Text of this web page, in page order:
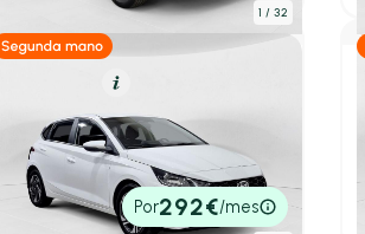
1 / 32
Hyundai i20
1.0 TGDI 74kW (100CV) Klass
202324.197 km100cvManual
16.490€
P.V.P. contado
Por292€/mes